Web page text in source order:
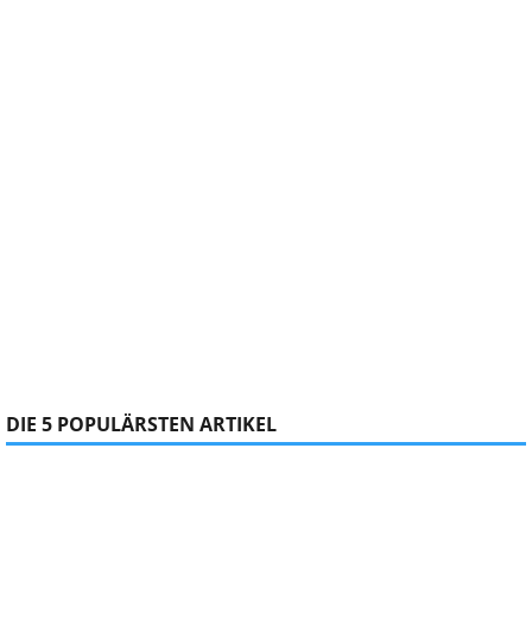
DIE 5 POPULÄRSTEN ARTIKEL